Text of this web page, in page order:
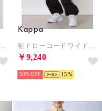
Kappa
￥9,240
30% 15